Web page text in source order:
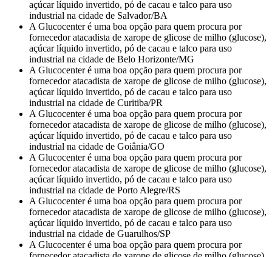
açúcar líquido invertido, pó de cacau e talco para uso
industrial na cidade de Salvador/BA
A Glucocenter é uma boa opção para quem procura por
fornecedor atacadista de xarope de glicose de milho (glucose),
açúcar líquido invertido, pó de cacau e talco para uso
industrial na cidade de Belo Horizonte/MG
A Glucocenter é uma boa opção para quem procura por
fornecedor atacadista de xarope de glicose de milho (glucose),
açúcar líquido invertido, pó de cacau e talco para uso
industrial na cidade de Curitiba/PR
A Glucocenter é uma boa opção para quem procura por
fornecedor atacadista de xarope de glicose de milho (glucose),
açúcar líquido invertido, pó de cacau e talco para uso
industrial na cidade de Goiânia/GO
A Glucocenter é uma boa opção para quem procura por
fornecedor atacadista de xarope de glicose de milho (glucose),
açúcar líquido invertido, pó de cacau e talco para uso
industrial na cidade de Porto Alegre/RS
A Glucocenter é uma boa opção para quem procura por
fornecedor atacadista de xarope de glicose de milho (glucose),
açúcar líquido invertido, pó de cacau e talco para uso
industrial na cidade de Guarulhos/SP
A Glucocenter é uma boa opção para quem procura por